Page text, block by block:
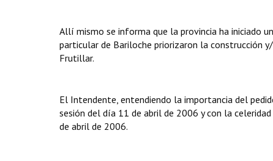
Allí mismo se informa que la provincia ha iniciado
particular de Bariloche priorizaron la construcción
Frutillar.
El Intendente, entendiendo la importancia del
sesión del día 11 de abril de 2006 y con la
de abril de 2006.